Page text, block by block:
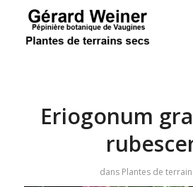
Eriogonum
dans Plantes de